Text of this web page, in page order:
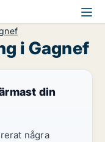
i Gagnef
din
några